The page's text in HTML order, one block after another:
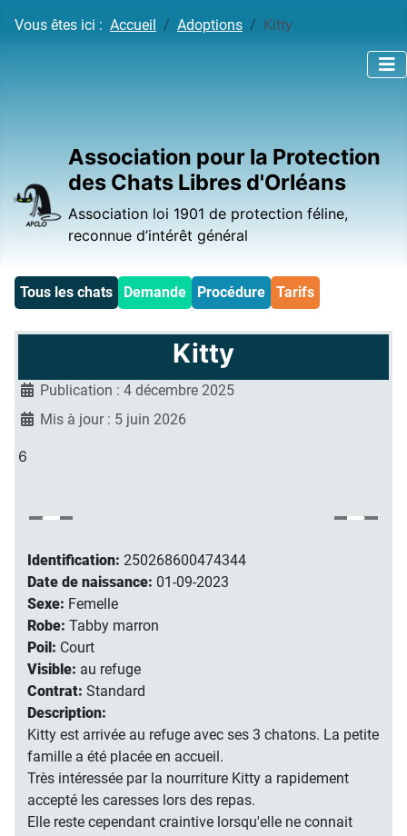
Vous êtes ici : Accueil Adoptions Kitty
Association pour la Protection
des Chats Libres d'Orléans
Association loi 1901 de protection féline,
reconnue d’intérêt général
Tous les chats Demande Procédure Tarifs
Kitty
Publication : 4 décembre 2025
Mis à jour : 5 juin 2026
6
Identification: 250268600474344
Date de naissance: 01-09-2023
Sexe: Femelle
Robe: Tabby marron
Poil: Court
Visible: au refuge
Contrat: Standard
Description:
Kitty est arrivée au refuge avec ses 3 chatons. La petite
famille a été placée en accueil.
Très intéressée par la nourriture Kitty a rapidement
accepté les caresses lors des repas.
Elle reste cependant craintive lorsqu'elle ne connait